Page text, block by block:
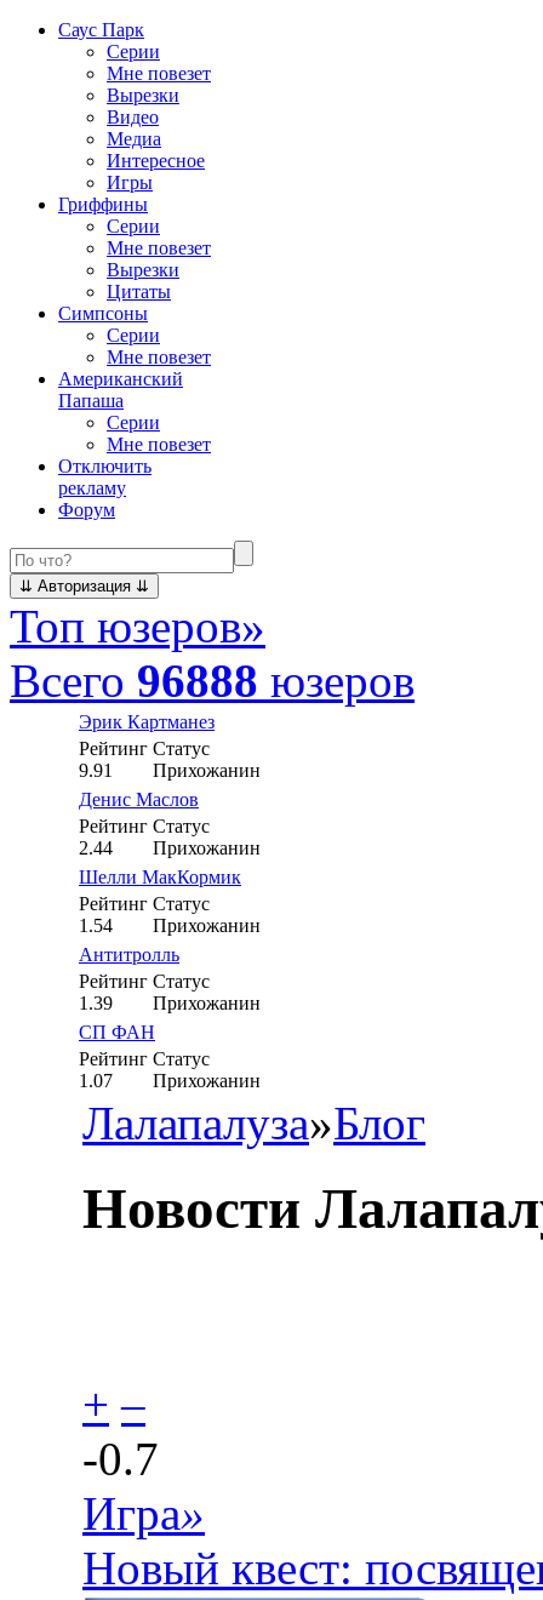
Саус Парк
Серии
Мне повезет
Вырезки
Видео
Медиа
Интересное
Игры
Гриффины
Серии
Мне повезет
Вырезки
Цитаты
Симпсоны
Серии
Мне повезет
Американский
Папаша
Серии
Мне повезет
Отключить
рекламу
Форум
Топ юзеров»
Всего 96888 юзеров
Эрик Картманез
Рейтинг
9.91
Статус
Прихожанин
Денис Маслов
Рейтинг
2.44
Статус
Прихожанин
Шелли МакКормик
Рейтинг
1.54
Статус
Прихожанин
Антитролль
Рейтинг
1.39
Статус
Прихожанин
СП ФАН
Рейтинг
1.07
Статус
Прихожанин
Лалапалуза»Блог
Новости
+ –
-0.7
Игра»
Новый квест: